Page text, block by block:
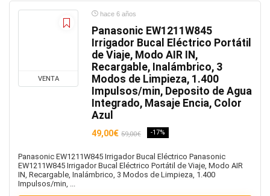
VENTA
hace 6 años
Panasonic EW1211W845
Irrigador Bucal Eléctrico Portátil
de Viaje, Modo AIR IN,
Recargable, Inalámbrico, 3
Modos de Limpieza, 1.400
Impulsos/min, Deposito de Agua
Integrado, Masaje Encia, Color
Azul
49,00€ 59,00€ -17%
Panasonic EW1211W845 Irrigador Bucal Eléctrico Panasonic
EW1211W845 Irrigador Bucal Eléctrico Portátil de Viaje, Modo AIR
IN, Recargable, Inalámbrico, 3 Modos de Limpieza, 1.400
Impulsos/min, ...